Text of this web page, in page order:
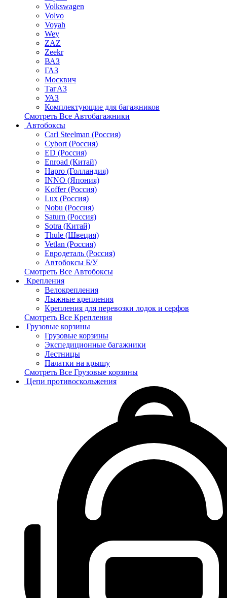
Volkswagen
Volvo
Voyah
Wey
ZAZ
Zeekr
ВАЗ
ГАЗ
Москвич
ТагАЗ
УАЗ
Комплектующие для багажников
Смотреть Все Автобагажники
Автобоксы
Carl Steelman (Россия)
Cybort (Россия)
ED (Россия)
Enroad (Китай)
Hapro (Голландия)
INNO (Япония)
Koffer (Россия)
Lux (Россия)
Nobu (Россия)
Saturn (Россия)
Sotra (Китай)
Thule (Швеция)
Vetlan (Россия)
Евродеталь (Россия)
Автобоксы Б/У
Смотреть Все Автобоксы
Крепления
Велокрепления
Лыжные крепления
Крепления для перевозки лодок и серфов
Смотреть Все Крепления
Грузовые корзины
Грузовые корзины
Экспедиционные багажники
Лестницы
Палатки на крышу
Смотреть Все Грузовые корзины
Цепи противоскольжения